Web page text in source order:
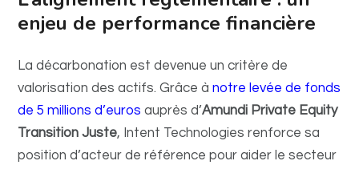
enjeu de performance financière
La décarbonation est devenue un critère de
valorisation des actifs. Grâce ànotre levée de fonds
de 5 millions d’euros auprès d’Amundi Private Equity
Transition Juste, Intent Technologies renforce sa
position d’acteur de référence pour aider le secteur